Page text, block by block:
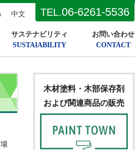
中文 TEL.06-6261-5536
サステナビリティ
SUSTAIABILITY
お問い合わせ
CONTACT
木材塗料・木部保存剤
および関連商品の販売